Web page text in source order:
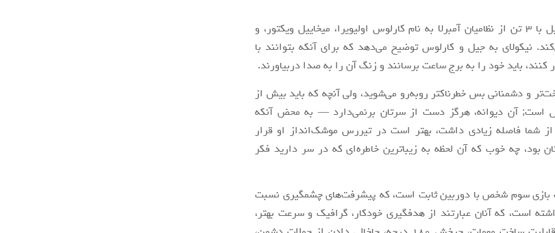
در پی گریز از نمسیس، جیل با ۳ تن از نظامیان آمبرلا به نام کارلوس اولیویرا، میخاییل ویکتور، و
نیکولای به جیل و کارلوس توضیح می‌دهد که برای آنکه بتوانند با
کنند، باید خود را به برج ساعت برسانند و زنگ آن را به صدا دربیاورند.
و دشمنانی بس خطرناکتر روبه‌رو می‌شوید، ولی آنچه که باید بیش از
است; آن دیوانه، هرگز دست از سرتان برنمی‌دارد — به محض آنکه
شما فاصله زیادی داشت، بهتر است در تیررس موشک‌انداز او قرار
بود، چه خوب که آن لحظه به زیباترین خاطره‌ای که در سر دارید فکر
بازی سوم شخص با دوربین ثابت است، که پیشرفت‌های چشمگیری نسبت
است، که آنان عبارتند از هدفگیری خودکار، گرافیک و سرعت بهتر،